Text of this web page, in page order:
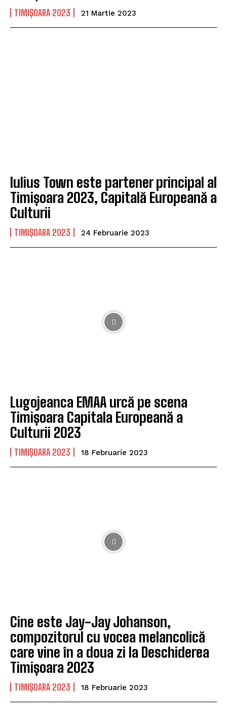
TIMIȘOARA 2023 21 Martie 2023
Iulius Town este partener principal al
Timișoara 2023, Capitală Europeană a
Culturii
TIMIȘOARA 2023 24 Februarie 2023
Lugojeanca EMAA urcă pe scena
Timișoara Capitala Europeană a
Culturii 2023
TIMIȘOARA 2023 18 Februarie 2023
Cine este Jay-Jay Johanson,
compozitorul cu vocea melancolică
care vine în a doua zi la Deschiderea
Timișoara 2023
TIMIȘOARA 2023 18 Februarie 2023